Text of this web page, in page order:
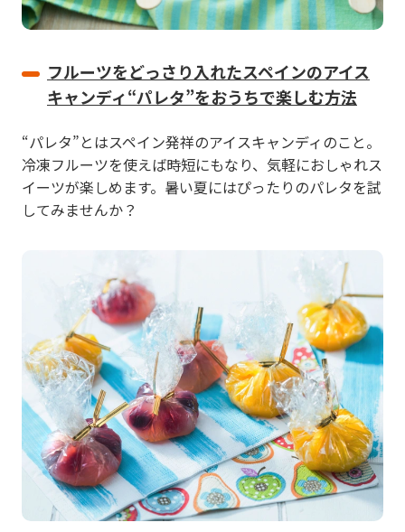
フルーツをどっさり入れたスペインのアイス
キャンディ“パレタ”をおうちで楽しむ方法
“パレタ”とはスペイン発祥のアイスキャンディのこと。
冷凍フルーツを使えば時短にもなり、気軽におしゃれス
イーツが楽しめます。暑い夏にはぴったりのパレタを試
してみませんか？